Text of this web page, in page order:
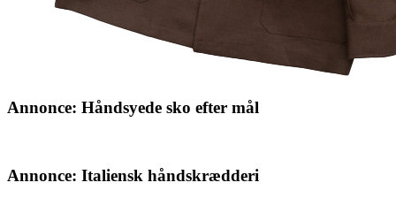
Annonce: Håndsyede sko efter mål
Annonce: Italiensk håndskrædderi